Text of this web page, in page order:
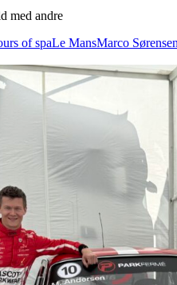
med andre
of spaLe MansMarco Sørensen